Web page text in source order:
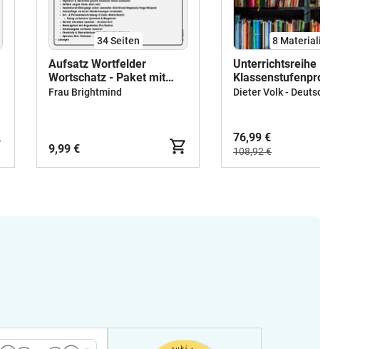
34Seiten
Aufsatz Wortfelder
Wortschatz - Paket mit
Wortfeldern, Satzanfängen
Frau Brightmind
9,99 €
8 Materialien
Unterrichtsreihe Deutsch
Klassenstufenprogramm 6
76,99 €
108,92 €